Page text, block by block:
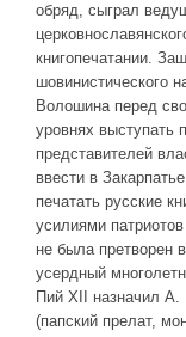
обряд, сыграл
книгопечатании.
шовинистического
Волошина перед
уровнях выступать
представителей
ввести в
печатать русские
усилиями патриотов
не была претворен
усердный
Пий XII назначил
(папский прелат,